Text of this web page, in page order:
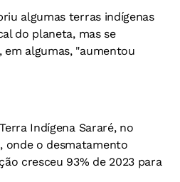
algumas terras indígenas
do planeta, mas se
algumas, "aumentou
Indígena Sararé, no
onde o desmatamento
cresceu 93% de 2023 para